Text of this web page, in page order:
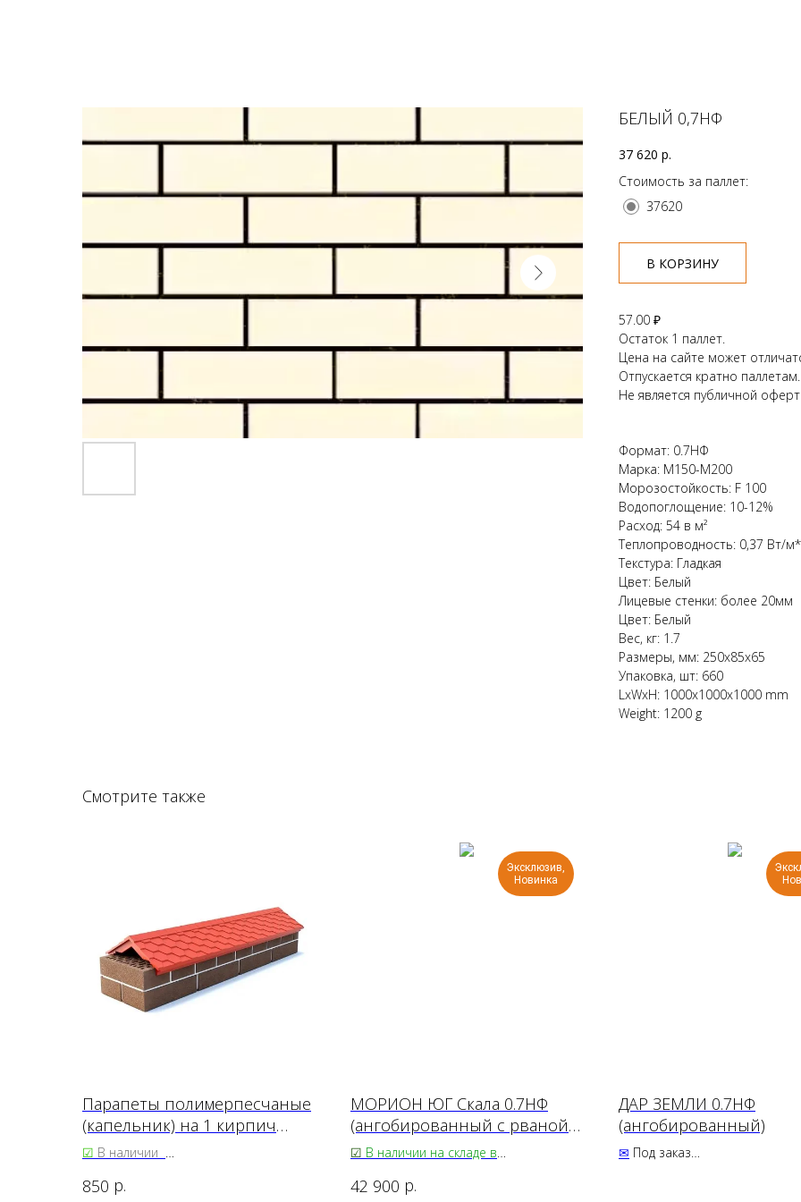
БЕЛЫЙ 0,7НФ
37 620 р.
Стоимость за паллет:
37620
В КОРЗИНУ
57.00 ₽
Остаток 1 паллет.
Цена на сайте может
Отпускается кратно паллетам.
Не является публичной
Формат: 0.7НФ
Марка: М150-М200
Морозостойкость: F 100
Водопоглощение: 10-12%
Расход: 54 в м²
Теплопроводность: 0,37 Вт/
Текстура: Гладкая
Цвет: Белый
Лицевые стенки: более 20мм
Цвет: Белый
Вес, кг: 1.7
Размеры, мм: 250х85х65
Упаковка, шт: 660
LxWxH: 1000x1000x1000 mm
Weight: 1200 g
Смотрите также
Парапеты полимерпесчаные
(капельник) на 1 кирпич
Графит
☑ В наличии
850 р.
Эксклюзив,
Новинка
МОРИОН ЮГ Скала 0.7НФ
(ангобированный с рваной
фаской) премиум
☑ В наличии на складе в
От 65.00 ₽
42 900 р.
ДАР ЗЕМЛИ 0.7НФ
(ангобированный)
✉ Под заказ